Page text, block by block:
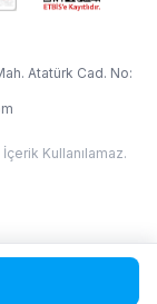
Atatürk Cad. No:
Kullanılamaz.
Kas Kalkan 2